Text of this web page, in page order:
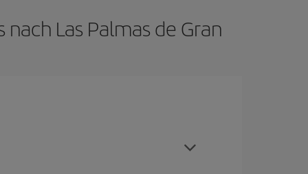
Las Palmas de Gran